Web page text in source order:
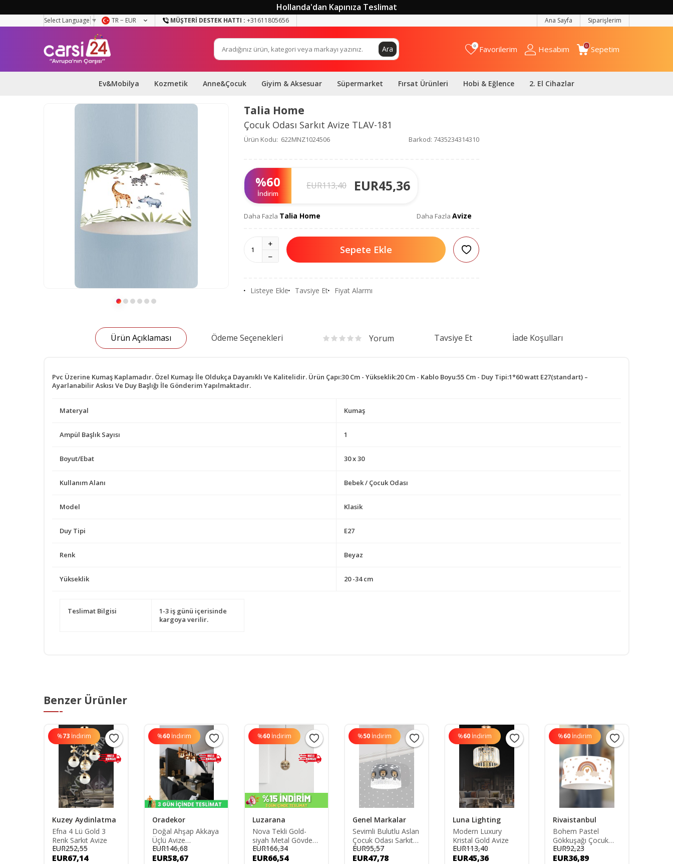
Hollanda'dan Kapınıza Teslimat
Select Language ▼ TR − EUR MÜŞTERI DESTEK HATTI : +31611805656 Ana Sayfa Siparişlerim
Ara 0 Favorilerim Hesabım 0 Sepetim
Ev&Mobilya Kozmetik Anne&Çocuk Giyim & Aksesuar Süpermarket Fırsat Ürünleri Hobi & Eğlence 2. El Cihazlar
Talia Home
Çocuk Odası Sarkıt Avize TLAV-181
Ürün Kodu: 622MNZ1024506 Barkod: 7435234314310
%60
İndirim
EUR113,40 EUR45,36
Daha Fazla Talia Home Daha Fazla Avize
Sepete Ekle
Listeye Ekle Tavsiye Et Fiyat Alarmı
Ürün Açıklaması Ödeme Seçenekleri Yorum Tavsiye Et İade Koşulları
Pvc Üzerine Kumaş Kaplamadır. Özel Kumaşı İle Oldukça Dayanıklı Ve Kalitelidir. Ürün Çapı:30 Cm - Yükseklik:20 Cm - Kablo Boyu:55 Cm - Duy Tipi:1*60 watt E27(standart) –
Ayarlanabilir Askısı Ve Duy Başlığı İle Gönderim Yapılmaktadır.
Materyal Kumaş
Ampül Başlık Sayısı 1
Boyut/Ebat 30 x 30
Kullanım Alanı Bebek / Çocuk Odası
Model Klasik
Duy Tipi E27
Renk Beyaz
Yükseklik 20 -34 cm
Teslimat Bilgisi
1-3 iş günü içerisinde
kargoya verilir.
Benzer Ürünler
%73 İndirim
Kuzey Aydinlatma
Efna 4 Lü Gold 3
Renk Sarkıt Avize
EUR252,55
EUR67,14
%60 İndirim
Oradekor
Doğal Ahşap Akkaya
Üçlü Avize
1202050032
EUR146,68
EUR58,67
%60 İndirim
Luzarana
Nova Tekli Gold-
siyah Metal Gövde
Bal Camlı Tasarım
Lüx Sarkıt Avize
EUR166,34
EUR66,54
%50 İndirim
Genel Markalar
Sevimli Bulutlu Aslan
Çocuk Odası Sarkıt
Avize
EUR95,57
EUR47,78
%60 İndirim
Luna Lighting
Modern Luxury
Kristal Gold Avize
EUR113,40
EUR45,36
%60 İndirim
Rivaistanbul
Bohem Pastel
Gökkuşağı Çocuk
Sarkıt Avize
EUR92,23
EUR36,89